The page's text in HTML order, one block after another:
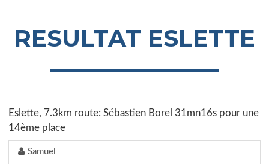
RESULTAT ESLETTE
Eslette, 7.3km route: Sébastien Borel 31mn16s pour une
14ème place
Samuel